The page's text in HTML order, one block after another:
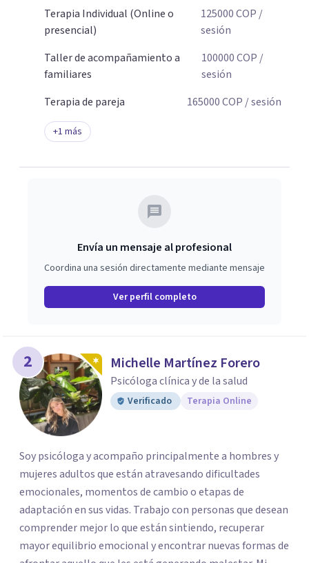
Terapia Individual (Online o
presencial)
125000COP /
sesión
Taller de acompañamiento a
familiares
100000COP /
sesión
Terapia de pareja
165000COP / sesión
+1 más
Envía un mensaje al profesional
Coordina una sesión directamente mediante mensaje
Ver perfil completo
2 Michelle Martínez Forero
Psicóloga clínica y de la salud
Verificado Terapia Online
Soy psicóloga y acompaño principalmente a hombres y
mujeres adultos que están atravesando dificultades
emocionales, momentos de cambio o etapas de
adaptación en sus vidas. Trabajo con personas que desean
comprender mejor lo que están sintiendo, recuperar
mayor equilibrio emocional y encontrar nuevas formas de